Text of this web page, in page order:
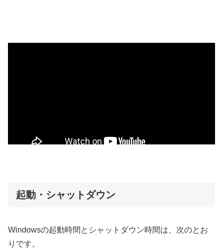
起動・シャットダウン
Windowsの起動時間とシャットダウン時間は、次のとお
りです。